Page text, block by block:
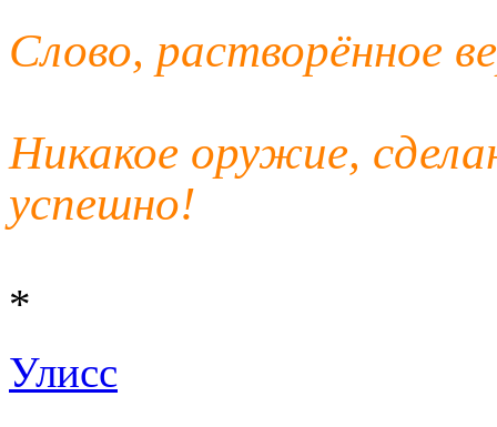
Слово, растворённое
Никакое оружие,
успешно!
*
Улисс